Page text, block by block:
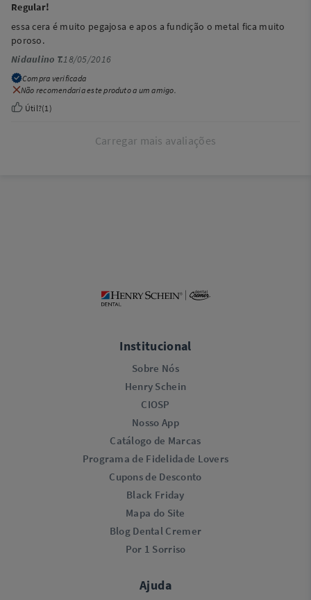
Regular!
essa cera é muito pegajosa e apos a fundição o metal fica muito
poroso.
Nidaulino T.18/05/2016
Compra verificada
Não recomendaria este produto a um amigo.
Útil?(1)
Carregar mais avaliações
Institucional
Sobre Nós
Henry Schein
CIOSP
Nosso App
Catálogo de Marcas
Programa de Fidelidade Lovers​
Cupons de Desconto
Black Friday
Mapa do Site
Blog Dental Cremer
Por 1 Sorriso
Ajuda